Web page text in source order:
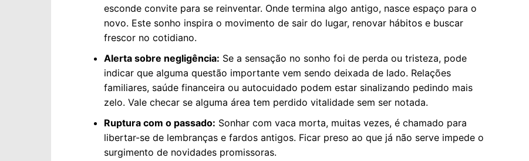
esconde convite para se reinventar. Onde termina algo antigo, nasce espaço para o
novo. Este sonho inspira o movimento de sair do lugar, renovar hábitos e buscar
frescor no cotidiano.
Alerta sobre negligência: Se a sensação no sonho foi de perda ou tristeza, pode
indicar que alguma questão importante vem sendo deixada de lado. Relações
familiares, saúde financeira ou autocuidado podem estar sinalizando pedindo mais
zelo. Vale checar se alguma área tem perdido vitalidade sem ser notada.
Ruptura com o passado: Sonhar com vaca morta, muitas vezes, é chamado para
libertar-se de lembranças e fardos antigos. Ficar preso ao que já não serve impede o
surgimento de novidades promissoras.